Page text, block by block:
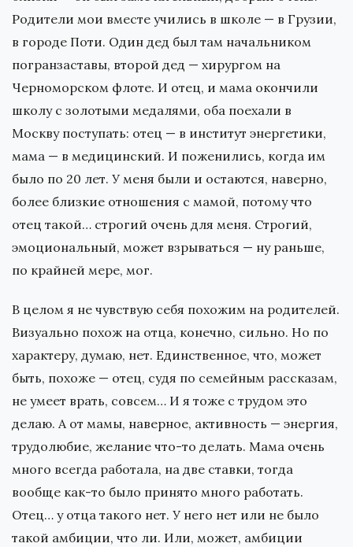
Родители мои вместе учились в школе — в Грузии,
в городе Поти. Один дед был там начальником
погранзаставы, второй дед — хирургом на
Черноморском флоте. И отец, и мама окончили
школу с золотыми медалями, оба поехали в
Москву поступать: отец — в институт энергетики,
мама — в медицинский. И поженились, когда им
было по 20 лет. У меня были и остаются, наверно,
более близкие отношения с мамой, потому что
отец такой… строгий очень для меня. Строгий,
эмоциональный, может взрываться — ну раньше,
по крайней мере, мог.
В целом я не чувствую себя похожим на родителей.
Визуально похож на отца, конечно, сильно. Но по
характеру, думаю, нет. Единственное, что, может
быть, похоже — отец, судя по семейным рассказам,
не умеет врать, совсем… И я тоже с трудом это
делаю. А от мамы, наверное, активность — энергия,
трудолюбие, желание что-то делать. Мама очень
много всегда работала, на две ставки, тогда
вообще как-то было принято много работать.
Отец… у отца такого нет. У него нет или не было
такой амбиции, что ли. Или, может, амбиции